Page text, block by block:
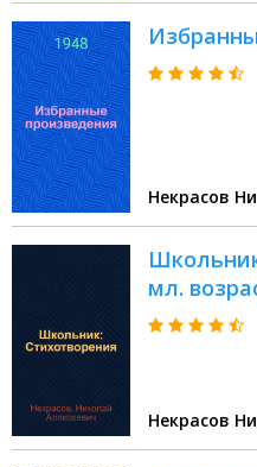
Иван Андреевич,
Григорьевич, Некрасов Николай
Алексеевич, Кольцов Алексей Васильевич,
Некрасов
мл.
Некрасов